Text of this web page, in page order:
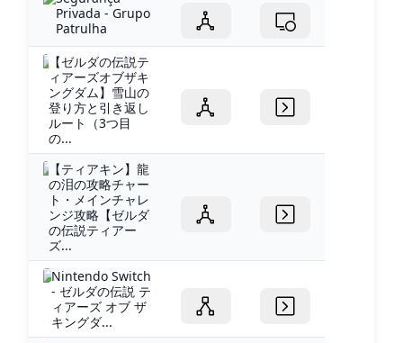
Privada - Grupo
Patrulha
【ゼルダの伝説テ
ィアーズオブザキ
ングダム】雪山の
登り方と引き返し
ルート（3つ目
の...
【ティアキン】龍
の泪の攻略チャー
ト・メインチャレ
ンジ攻略【ゼルダ
の伝説ティアー
ズ...
Nintendo Switch
- ゼルダの伝説 テ
ィアーズ オブ ザ
キングダ...